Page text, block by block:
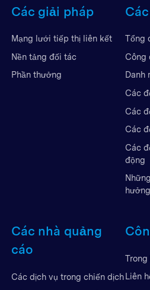
Các giải pháp
Mạng lưới tiếp thị liên kết
Nền tảng đối tác
Phần thưởng
Tổng
Công
Danh
Các
Các
Các
Các
động
hưởng
Các nhà quảng
cáo
Các dịch vụ trong chiến dịch
Trong
Liên